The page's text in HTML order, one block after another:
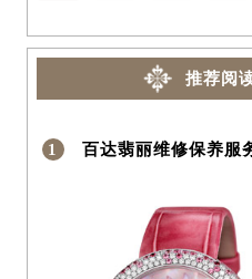
推荐阅
1